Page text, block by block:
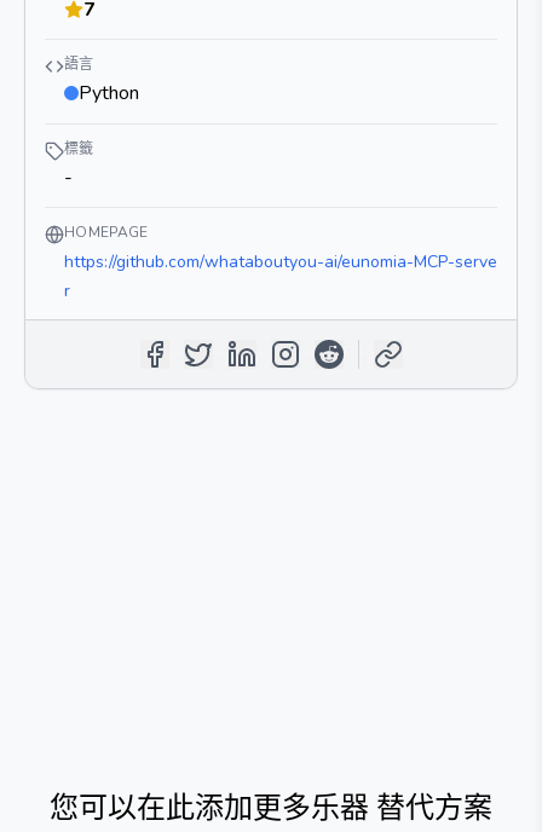
7
語言
Python
標籤
-
HOMEPAGE
https://github.com/whataboutyou-ai/eunomia-MCP-serve
r
您可以在此添加更多乐器 替代方案